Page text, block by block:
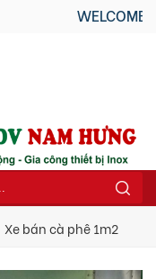
WELCOME TO NAM
Xe bán cà phê 1m2